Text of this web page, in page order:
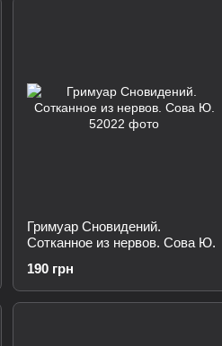
Гримуар Сновидений.
Сотканное из нервов. Сова Ю.
190 грн